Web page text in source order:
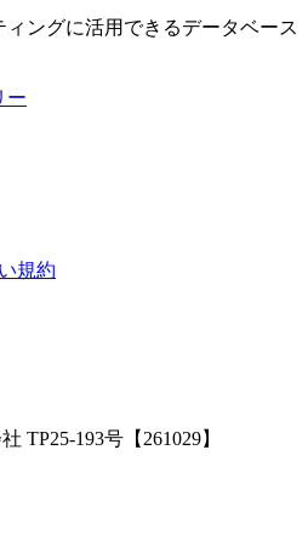
ングに活用できるデータベース
規約
TP25-193号【261029】